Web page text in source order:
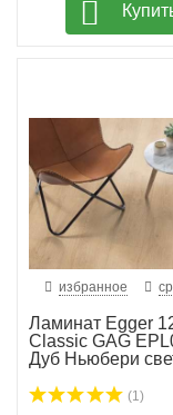
избранное
Ламинат Egger
Classic GAG
Дуб Ньюбери
(1)